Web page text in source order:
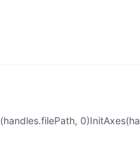
0)InitAxes(ha